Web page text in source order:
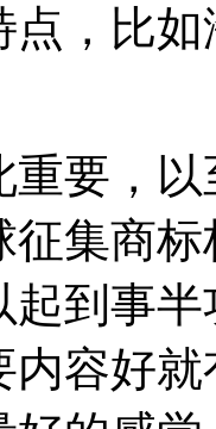
点，比
重要，
征集商
起到事
内容好